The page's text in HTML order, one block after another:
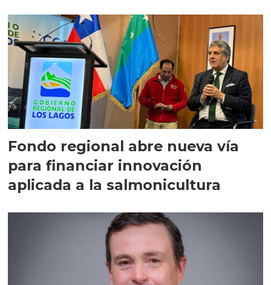
Fondo regional abre nueva vía
para financiar innovación
aplicada a la salmonicultura